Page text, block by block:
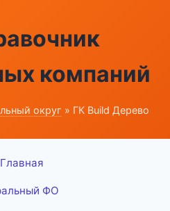
компаний
округ » ГК Build Дерево
ФО